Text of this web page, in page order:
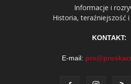
Informacje i
Historia, teraźniejszość i
KONTAKT:
E-mail: